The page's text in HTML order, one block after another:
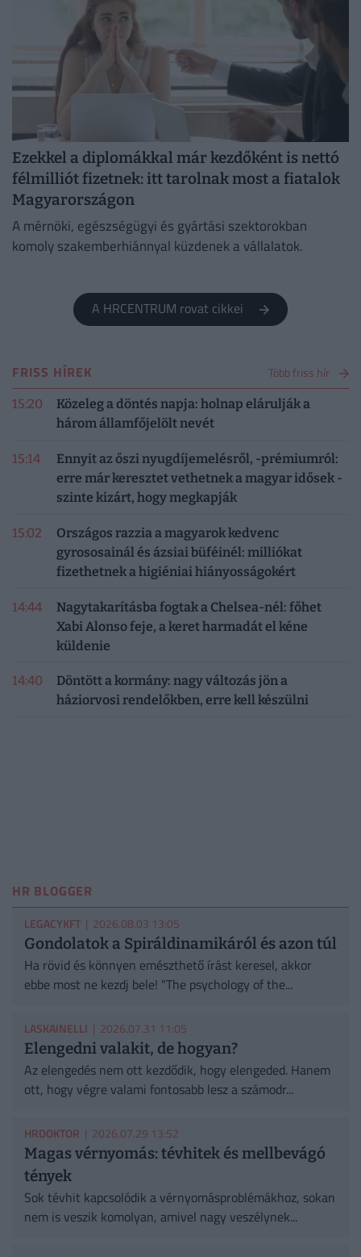
Ezekkel a diplomákkal már kezdőként is nettó
félmilliót fizetnek: itt tarolnak most a fiatalok
Magyarországon
A mérnöki, egészségügyi és gyártási szektorokban
komoly szakemberhiánnyal küzdenek a vállalatok.
A HRCENTRUM rovat cikkei
FRISS HÍREK Több friss hír
15:20
Közeleg a döntés napja: holnap elárulják a
három államfőjelölt nevét
15:14
Ennyit az őszi nyugdíjemelésről, -prémiumról:
erre már keresztet vethetnek a magyar idősek -
szinte kizárt, hogy megkapják
15:02
Országos razzia a magyarok kedvenc
gyrososainál és ázsiai büféinél: milliókat
fizethetnek a higiéniai hiányosságokért
14:44
Nagytakarításba fogtak a Chelsea-nél: főhet
Xabi Alonso feje, a keret harmadát el kéne
küldenie
14:40
Döntött a kormány: nagy változás jön a
háziorvosi rendelőkben, erre kell készülni
HR BLOGGER
LEGACYKFT | 2026.08.03 13:05
Gondolatok a Spiráldinamikáról és azon túl
Ha rövid és könnyen emészthető írást keresel, akkor
ebbe most ne kezdj bele! "The psychology of the...
LASKAINELLI | 2026.07.31 11:05
Elengedni valakit, de hogyan?
Az elengedés nem ott kezdődik, hogy elengeded. Hanem
ott, hogy végre valami fontosabb lesz a számodr...
HRDOKTOR | 2026.07.29 13:52
Magas vérnyomás: tévhitek és mellbevágó
tények
Sok tévhit kapcsolódik a vérnyomásproblémákhoz, sokan
nem is veszik komolyan, amivel nagy veszélynek...